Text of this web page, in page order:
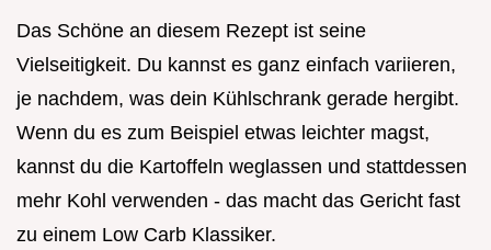
Das Schöne an diesem Rezept ist seine
Vielseitigkeit. Du kannst es ganz einfach variieren,
je nachdem, was dein Kühlschrank gerade hergibt.
Wenn du es zum Beispiel etwas leichter magst,
kannst du die Kartoffeln weglassen und stattdessen
mehr Kohl verwenden - das macht das Gericht fast
zu einem Low Carb Klassiker.